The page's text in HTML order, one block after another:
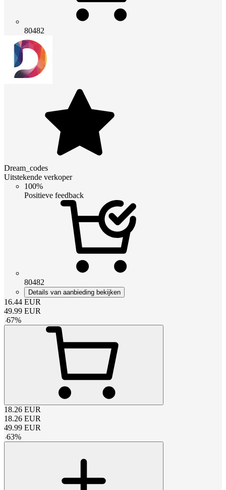
80482
Dream_codes
Uitstekende verkoper
100%
Positieve feedback
80482
Details van aanbieding bekijken
16.44 EUR
49.99 EUR
-67%
18.26 EUR
18.26 EUR
49.99 EUR
-63%